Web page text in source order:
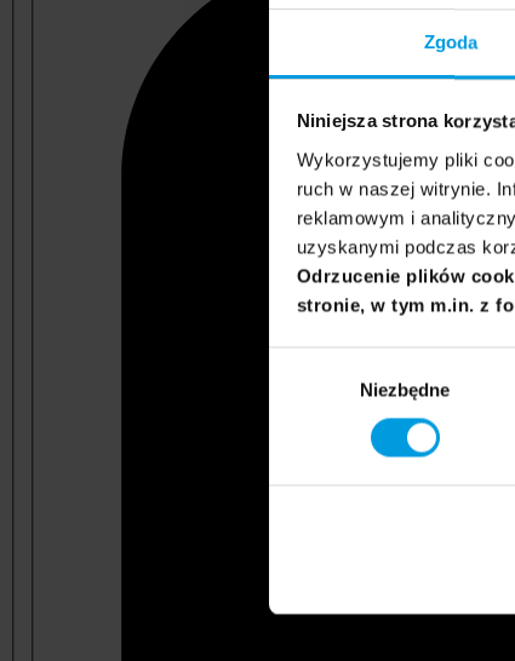
Zgoda
Niniejsza strona
Wykorzystujemy pliki
ruch w naszej witrynie.
reklamowym i
uzyskanymi podczas
Odrzucenie plików
stronie, w tym m.in. z
Niezbędne